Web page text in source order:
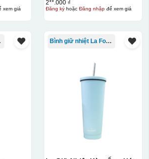
xem giá
2**.000 ₫
Đăng kýhoặc Đăng nhậpđể xem giá
Bình giữ nhiệt La Fonte